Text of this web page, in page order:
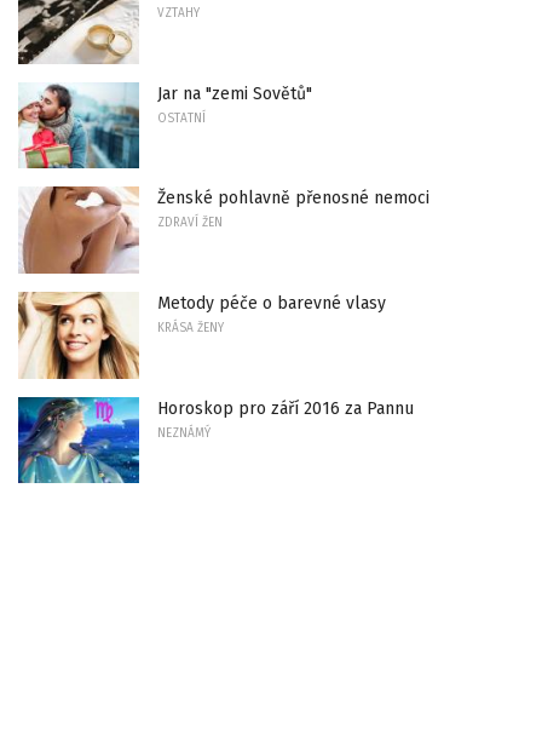
VZTAHY
Jar na "zemi Sovětů"
OSTATNÍ
Ženské pohlavně přenosné nemoci
ZDRAVÍ ŽEN
Metody péče o barevné vlasy
KRÁSA ŽENY
Horoskop pro září 2016 za Pannu
NEZNÁMÝ